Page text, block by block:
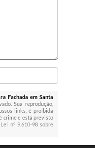
Fachada em Santa
Sua reprodução,
links, é proibida
crime e está previsto
Lei n° 9.610-98 sobre